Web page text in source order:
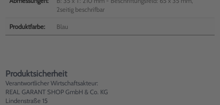
2seitig beschrifbar
Produktfarbe: Blau
Produktsicherheit
Verantwortlicher Wirtschaftsakteur:
REAL GARANT SHOP GmbH & Co. KG
Lindenstraße 15